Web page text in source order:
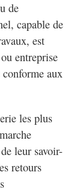
de
capable de
est
entreprise
aux
les plus
leur savoir-
retours